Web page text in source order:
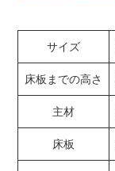
サイズ
床板までの高さ
主材
床板